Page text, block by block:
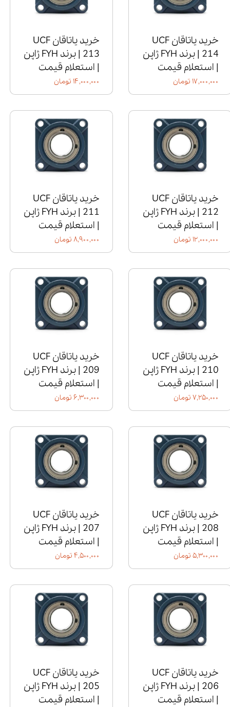
خرید یاتاقان UCF
214 | برند FYH ژاپن
| استعلام قیمت
۱۷,۰۰۰,۰۰۰ تومان
خرید یاتاقان UCF
213 | برند FYH ژاپن
| استعلام قیمت
۱۴,۰۰۰,۰۰۰ تومان
خرید یاتاقان UCF
212 | برند FYH ژاپن
| استعلام قیمت
۱۲,۰۰۰,۰۰۰ تومان
خرید یاتاقان UCF
211 | برند FYH ژاپن
| استعلام قیمت
۸,۹۰۰,۰۰۰ تومان
خرید یاتاقان UCF
210 | برند FYH ژاپن
| استعلام قیمت
۷,۲۵۰,۰۰۰ تومان
خرید یاتاقان UCF
209 | برند FYH ژاپن
| استعلام قیمت
۶,۳۰۰,۰۰۰ تومان
خرید یاتاقان UCF
208 | برند FYH ژاپن
| استعلام قیمت
۵,۳۰۰,۰۰۰ تومان
خرید یاتاقان UCF
207 | برند FYH ژاپن
| استعلام قیمت
۴,۵۰۰,۰۰۰ تومان
خرید یاتاقان UCF
206 | برند FYH ژاپن
| استعلام قیمت
خرید یاتاقان UCF
205 | برند FYH ژاپن
| استعلام قیمت